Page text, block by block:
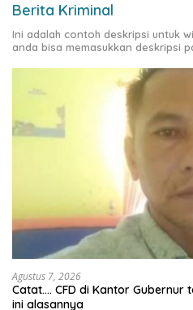
Berita Kriminal
Ini adalah contoh deskripsi untuk
anda bisa memasukkan deskripsi
Agustus 7, 2026
Catat…. CFD di Kantor Gubernur
ini alasannya